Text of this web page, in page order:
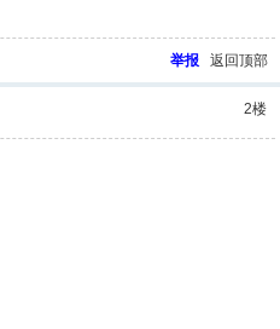
举报 返回顶部
2楼